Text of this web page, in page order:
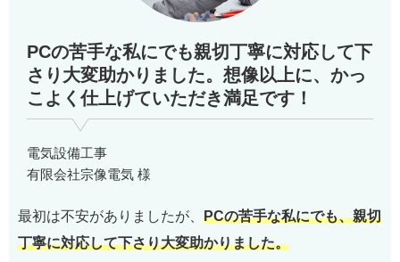
PCの苦手な私にでも親切丁寧に対応して下
さり大変助かりました。想像以上に、かっ
こよく仕上げていただき満足です！
電気設備工事
有限会社宗像電気 様
最初は不安がありましたが、 PCの苦手な私にでも、親切
丁寧に対応して下さり大変助かりました。